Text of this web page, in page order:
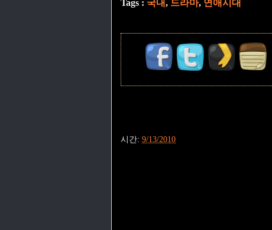
Tags : 국내, 드라마, 연애시대
시간: 9/13/2010